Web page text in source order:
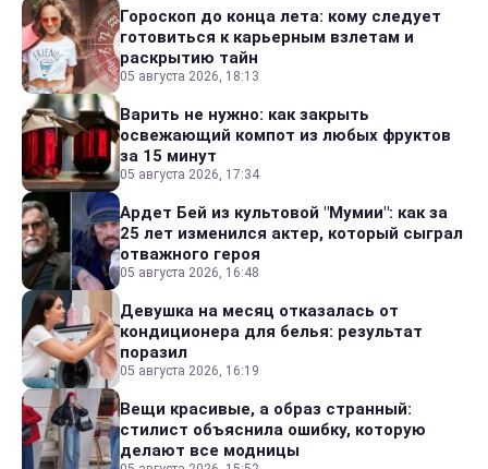
Гороскоп до конца лета: кому следует
готовиться к карьерным взлетам и
раскрытию тайн
05 августа 2026, 18:13
Варить не нужно: как закрыть
освежающий компот из любых фруктов
за 15 минут
05 августа 2026, 17:34
Ардет Бей из культовой "Мумии": как за
25 лет изменился актер, который сыграл
отважного героя
05 августа 2026, 16:48
Девушка на месяц отказалась от
кондиционера для белья: результат
поразил
05 августа 2026, 16:19
Вещи красивые, а образ странный:
стилист объяснила ошибку, которую
делают все модницы